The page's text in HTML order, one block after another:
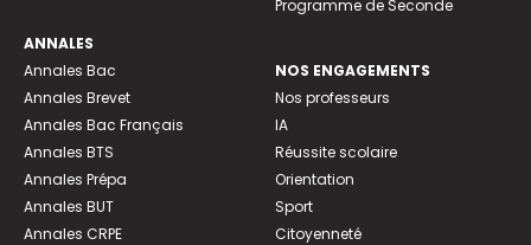
ANNALES
Annales Bac
Annales Brevet
Annales Bac Français
Annales BTS
Annales Prépa
Annales BUT
Annales CRPE
Programme de Seconde
NOS ENGAGEMENTS
Nos professeurs
IA
Réussite scolaire
Orientation
Sport
Citoyenneté